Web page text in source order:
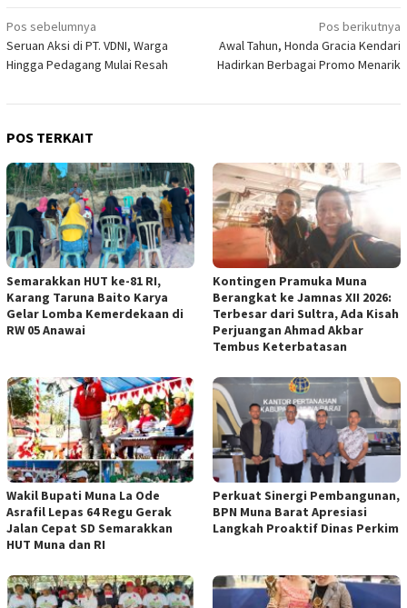
Navigasi
pos
Pos sebelumnya
Seruan Aksi di PT. VDNI, Warga
Hingga Pedagang Mulai Resah
Pos berikutnya
Awal Tahun, Honda Gracia Kendari
Hadirkan Berbagai Promo Menarik
POS TERKAIT
Semarakkan HUT ke-81 RI,
Karang Taruna Baito Karya
Gelar Lomba Kemerdekaan di
RW 05 Anawai
Kontingen Pramuka Muna
Berangkat ke Jamnas XII 2026:
Terbesar dari Sultra, Ada Kisah
Perjuangan Ahmad Akbar
Tembus Keterbatasan
Wakil Bupati Muna La Ode
Asrafil Lepas 64 Regu Gerak
Jalan Cepat SD Semarakkan
HUT Muna dan RI
Perkuat Sinergi Pembangunan,
BPN Muna Barat Apresiasi
Langkah Proaktif Dinas Perkim